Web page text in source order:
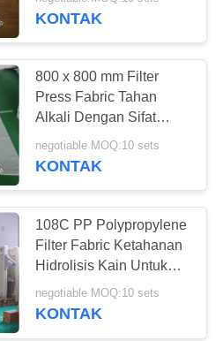
Nomex
KONTAK
800 x 800 mm Filter
Press Fabric Tahan
Alkali Dengan Sifat
Higroskopis Yang Baik
negotiable MOQ:10 sets
KONTAK
108C PP Polypropylene
Filter Fabric Ketahanan
Hidrolisis Kain Untuk
Filtrasi Cair
negotiable MOQ:10 sets
KONTAK